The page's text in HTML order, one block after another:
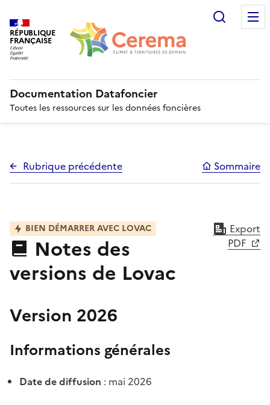
RÉPUBLIQUE
FRANÇAISE
Documentation Datafoncier
Toutes les ressources sur les données foncières
Rubrique précédente Sommaire
BIEN DÉMARRER AVEC LOVAC
Notes des
versions de Lovac
Export
PDF
Version 2026
Informations générales
Date de diffusion : mai 2026